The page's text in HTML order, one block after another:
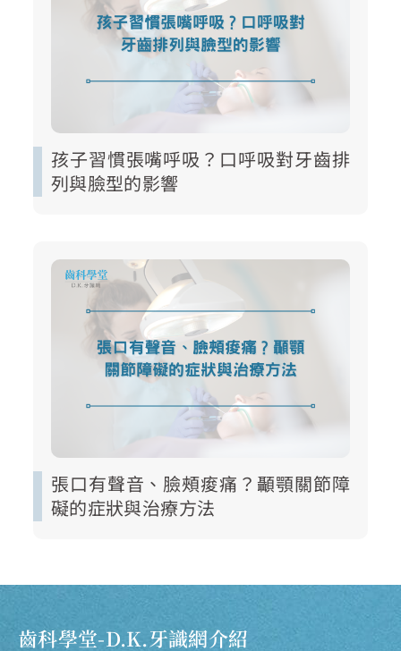
孩子習慣張嘴呼吸？口呼吸對牙齒排
列與臉型的影響
張口有聲音、臉頰痠痛？顳顎關節障
礙的症狀與治療方法
齒科學堂-D.K.牙識網介紹